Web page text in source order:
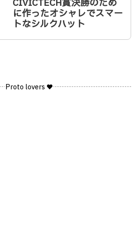
CIVICTECH賞決勝のため
に作ったオシャレでスマー
トなシルクハット
Proto lovers ♥